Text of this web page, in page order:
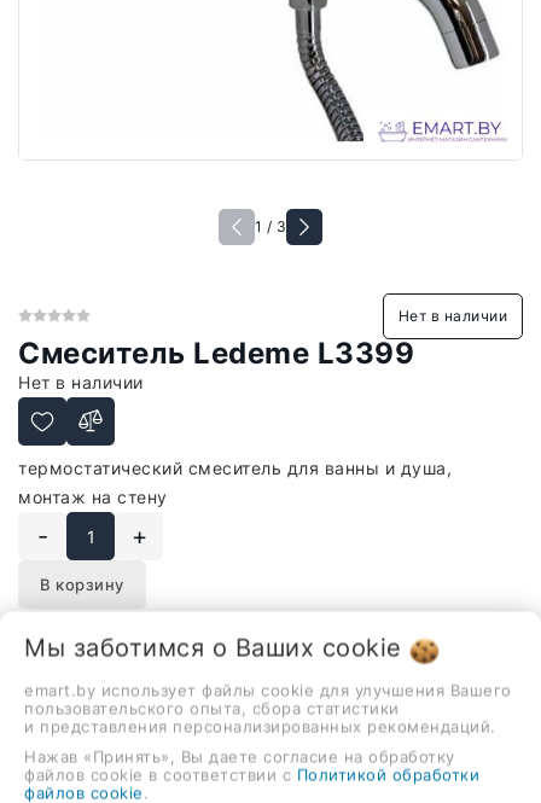
1 / 3
Нет в наличии
Смеситель Ledeme L3399
Нет в наличии
термостатический смеситель для ванны и душа,
монтаж на стену
- +
В корзину
Описание Отзывы
термостатический смеситель для ванны и душа,
монтаж на стену
Мы заботимся о Ваших cookie
emart.by использует файлы cookie для улучшения Вашего
пользовательского опыта, сбора статистики
и представления персонализированных рекомендаций.
Нажав «Принять», Вы даете согласие на обработку
файлов cookie в соответствии с Политикой обработки
файлов cookie